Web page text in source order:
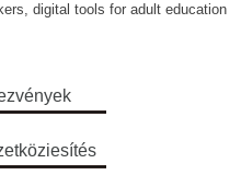
digital tools for adult education